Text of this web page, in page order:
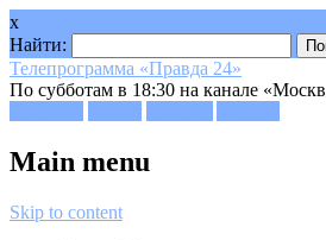
x
Найти:
Телепрограмма «Правда 24»
По субботам в 18:30 на канале
Main menu
Skip to content